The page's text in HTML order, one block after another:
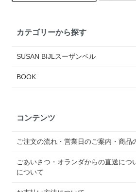
カテゴリーから探す
SUSAN BIJLスーザンベル
BOOK
コンテンツ
ご注文の流れ・営業日のご案内・商品
ごあいさつ・オランダからの直送につ
について